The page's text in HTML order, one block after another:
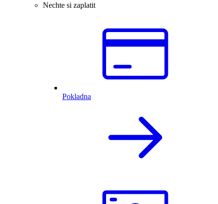
Nechte si zaplatit
Pokladna